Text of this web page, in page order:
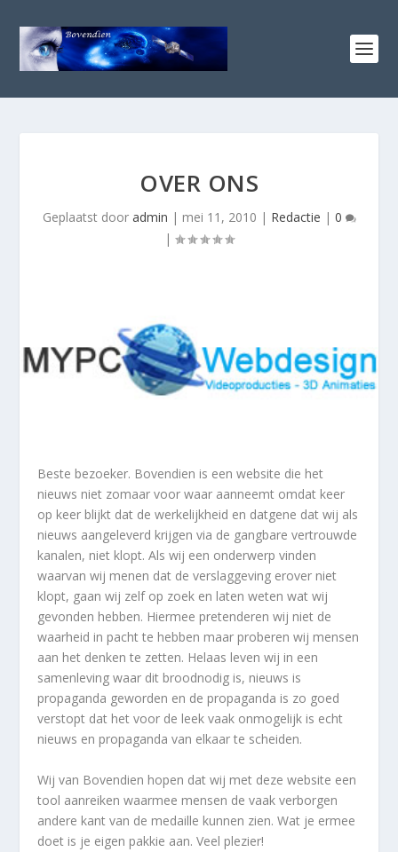
OVER ONS
Geplaatst door admin | mei 11, 2010 | Redactie | 0
|
Beste bezoeker. Bovendien is een website die het
nieuws niet zomaar voor waar aanneemt omdat keer
op keer blijkt dat de werkelijkheid en datgene dat wij als
nieuws aangeleverd krijgen via de gangbare vertrouwde
kanalen, niet klopt. Als wij een onderwerp vinden
waarvan wij menen dat de verslaggeving erover niet
klopt, gaan wij zelf op zoek en laten weten wat wij
gevonden hebben. Hiermee pretenderen wij niet de
waarheid in pacht te hebben maar proberen wij mensen
aan het denken te zetten. Helaas leven wij in een
samenleving waar dit broodnodig is, nieuws is
propaganda geworden en de propaganda is zo goed
verstopt dat het voor de leek vaak onmogelijk is echt
nieuws en propaganda van elkaar te scheiden.
Wij van Bovendien hopen dat wij met deze website een
tool aanreiken waarmee mensen de vaak verborgen
andere kant van de medaille kunnen zien. Wat je ermee
doet is je eigen pakkie aan. Veel plezier!